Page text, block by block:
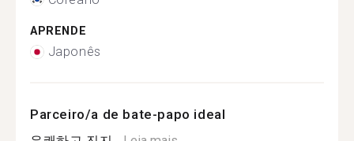
APRENDE
Japonês
Parceiro/a de bate-papo ideal